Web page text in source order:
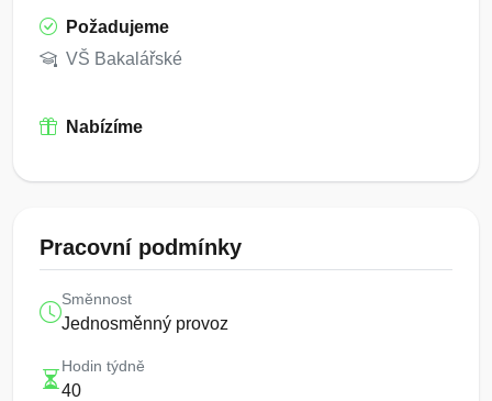
Požadujeme
VŠ Bakalářské
Nabízíme
Pracovní podmínky
Směnnost
Jednosměnný provoz
Hodin týdně
40